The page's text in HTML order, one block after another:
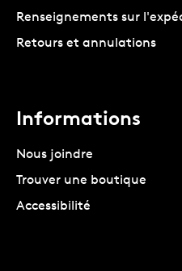
Renseignements sur
Retours et annulations
Informations
Nous joindre
Trouver une boutique
Accessibilité